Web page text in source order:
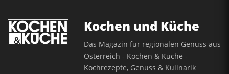
Kochen und Küche
Das Magazin für regionalen Genuss aus
Österreich - Kochen & Küche -
Kochrezepte, Genuss & Kulinarik